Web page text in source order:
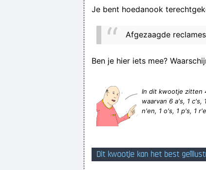
Je bent hoedanook
Afgezaagde
Ben je hier iets mee?
In dit kwootje zitten
waarvan 6 a's, 1
n'en, 1 o's, 1 p's, 1
Dit kwootje kan het best